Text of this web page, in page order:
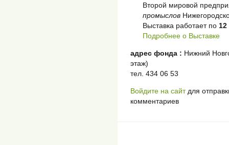
Второй мировой
промыслов
Выставка работает по 12
Подробнее о Выставке
адрес фонда : Нижний
этаж)
тел. 434 06 53
Войдите на сайтдля
комментариев